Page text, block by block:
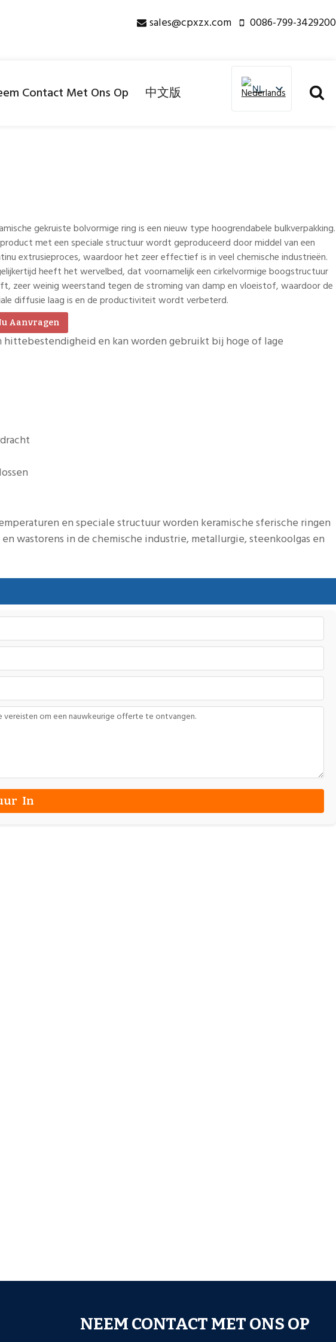
sales@cpxzx.com 0086-799-3429200
Contact Met Ons Op 中文版 NL
NL
EN
PT
FR
IT
DE
gekruiste bolvormige ring is een nieuw type hoogrendabele bulkverpakking.
met een speciale structuur wordt geproduceerd door middel van een
extrusieproces, waardoor het zeer effectief is in veel chemische industrieën.
heeft het wervelbed, dat voornamelijk een cirkelvormige boogstructuur
zeer weinig weerstand tegen de stroming van damp en vloeistof, waardoor de
diffusie laag is en de productiviteit wordt verbeterd.
Aanvragen
en kan worden gebruikt bij hoge of lage
en speciale structuur worden keramische sferische ringen
wastorens in de chemische industrie, metallurgie, steenkoolgas en
NEEM CONTACT MET ONS OP